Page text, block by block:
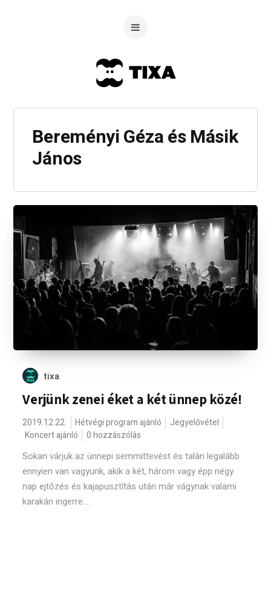
Bereményi Géza és Másik
János
tixa
Verjünk zenei éket a két ünnep közé!
2019.12.22. Hétvégi program ajánló
Jegyelővétel
Koncert ajánló
0 hozzászólás
Sokan várjuk az ünnepi semmittevést és talán legalább
ennyien van vagyunk, akik a két, három vagy épp négy
nap ejtőzés és kajapusztítás után már vágynak valami
karakán ingerre....